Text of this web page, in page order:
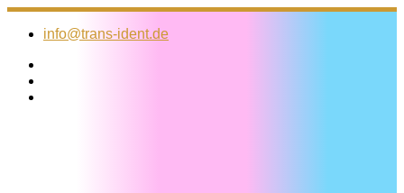
Zum
Inhalt
info@trans-ident.de